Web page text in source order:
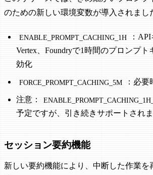
のための新しい環境変数が導入されまし
ENABLE_PROMPT_CACHING_1H
：
Vertex、Foundryで1時間のプロンプ
効化
FORCE_PROMPT_CACHING_5M ：必
注意：
予定ですが、引き続きサポートされ
セッション要約機能
新しい要約機能により、中断した作業を